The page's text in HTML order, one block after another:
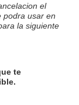
el
podra usar en
la siguiente
te